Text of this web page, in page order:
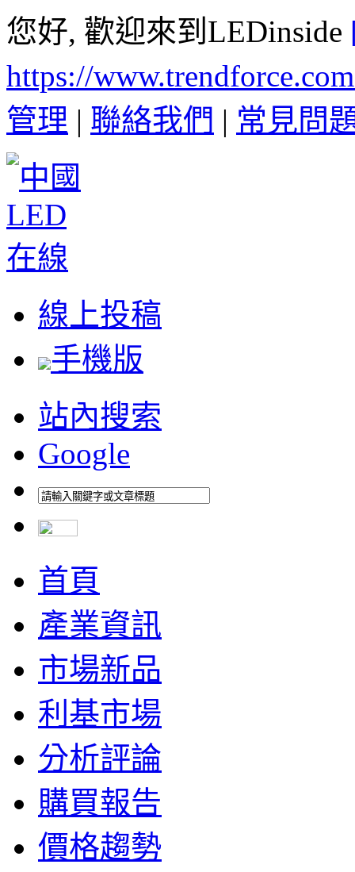
您好, 歡迎來到LEDinside
https://
管理 | 聯絡我們 | 常見問
線上投稿
手機版
站內搜索
Google
首頁
產業資訊
市場新品
利基市場
分析評論
購買報告
價格趨勢